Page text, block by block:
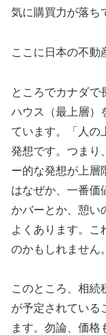
気に購買力が落ち
ここに日本の不動
ところでカナダで
ハウス（最上層）
ています。「人の
発想です。つまり
ー的な発想が上層
はなぜか、一番価
かバーとか、憩い
よくあります。こ
のかもしれません。
このところ、相続
が予定されている
ます。勿論、価格